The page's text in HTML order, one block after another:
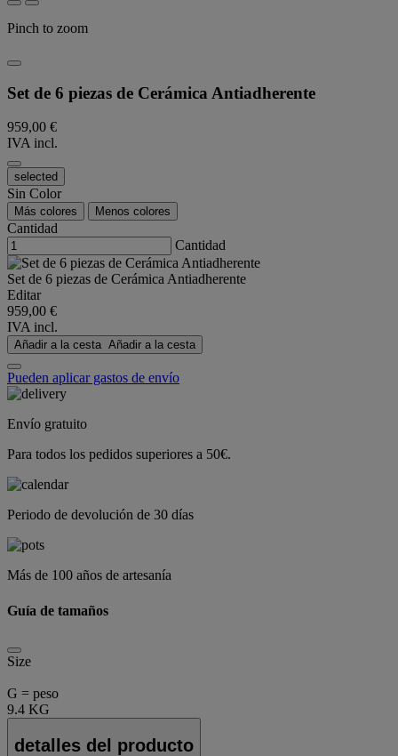
Pinch to zoom
Set de 6 piezas de Cerámica Antiadherente
959,00 €
IVA incl.
selected
Sin Color
Más colores Menos colores
Cantidad
Cantidad
Set de 6 piezas de Cerámica Antiadherente
Editar
959,00 €
IVA incl.
Añadir a la cesta Añadir a la cesta
Pueden aplicar gastos de envío
Envío gratuito
Para todos los pedidos superiores a 50€.
Periodo de devolución de 30 días
Más de 100 años de artesanía
Guía de tamaños
Size
G = peso
9.4 KG
detalles del producto